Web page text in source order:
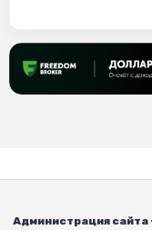
Администрация